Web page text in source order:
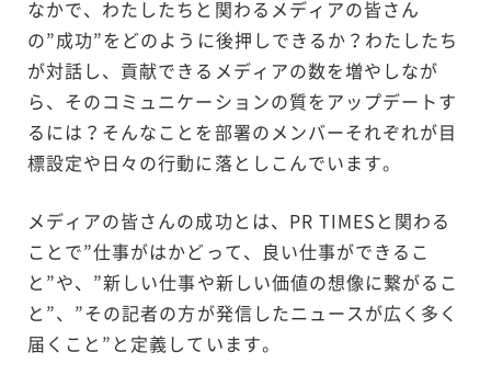
なかで、わたしたちと関わるメディアの皆さん
の”成功”をどのように後押しできるか？わたしたち
が対話し、貢献できるメディアの数を増やしなが
ら、そのコミュニケーションの質をアップデートす
るには？そんなことを部署のメンバーそれぞれが目
標設定や日々の行動に落としこんでいます。
メディアの皆さんの成功とは、PR TIMESと関わる
ことで”仕事がはかどって、良い仕事ができるこ
と”や、”新しい仕事や新しい価値の想像に繋がるこ
と”、”その記者の方が発信したニュースが広く多く
届くこと”と定義しています。